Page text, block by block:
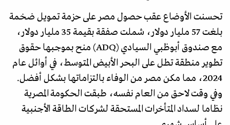
تحسنت الأوضاع عقب حصول مصر على حزمة تمويل ضخمة
بلغت 57 مليار دولار، شملت صفقة بقيمة 35 مليار دولار،
مع صندوق أبوظبي السيادي (ADQ) منح بموجبها حقوق
تطوير منطقة تطل على البحر الأبيض المتوسط، في أوائل عام
2024، مما مكن مصر من الوفاء بالتزاماتها بشكل أفضل.
وفي وقت لاحق من العام نفسه، طبقت الحكومة المصرية
نظاما لسداد المتأخرات المستحقة لشركات الطاقة الأجنبية